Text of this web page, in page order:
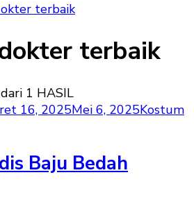
terbaik
terbaik
1 HASIL
16, 2025Mei 6, 2025Kostum
Baju Bedah